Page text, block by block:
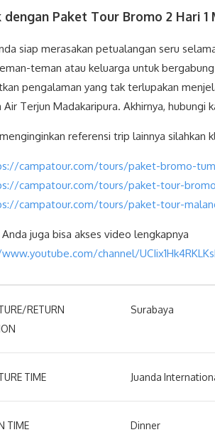
Paket Tour Bromo 2 Hari 1
siap merasakan petualangan seru
teman atau keluarga untuk
pengalaman yang tak terlupakan
Air Terjun Madakaripura. Akhirnya,
referensi trip lainnya silahkan
campatour.com/tours/paket-bromo-
campatour.com/tours/paket-tour-
campatour.com/tours/paket-tour-
juga bisa akses video lengkapnya
channel/
RETURN
Surabaya
TIME Juanda
TIME Dinner